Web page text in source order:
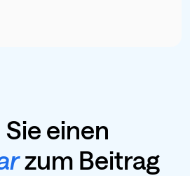
einen
zum Beitrag